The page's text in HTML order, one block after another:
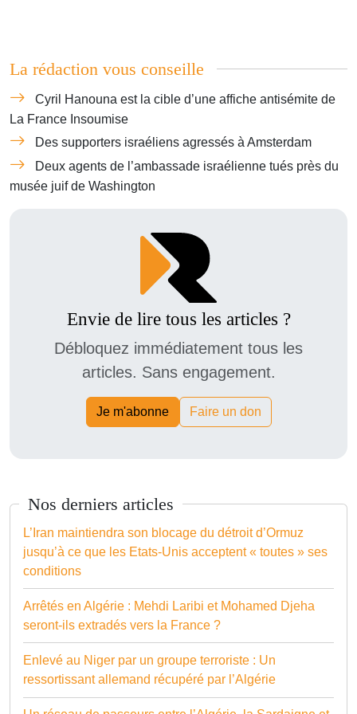
La rédaction vous conseille
Cyril Hanouna est la cible d’une affiche antisémite de
La France Insoumise
Des supporters israéliens agressés à Amsterdam
Deux agents de l’ambassade israélienne tués près du
musée juif de Washington
Envie de lire tous les articles ?
Débloquez immédiatement tous les
articles. Sans engagement.
Je m'abonne Faire un don
Nos derniers articles
L’Iran maintiendra son blocage du détroit d’Ormuz
jusqu’à ce que les Etats-Unis acceptent « toutes » ses
conditions
Arrêtés en Algérie : Mehdi Laribi et Mohamed Djeha
seront-ils extradés vers la France ?
Enlevé au Niger par un groupe terroriste : Un
ressortissant allemand récupéré par l’Algérie